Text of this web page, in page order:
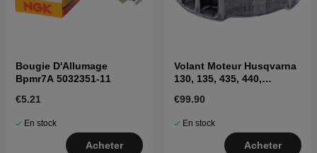
Bougie D'Allumage
Bpmr7A 5032351-11
€5.21
En stock
Acheter
Volant Moteur Husqvarna
130, 135, 435, 440,
€99.90
En stock
Acheter